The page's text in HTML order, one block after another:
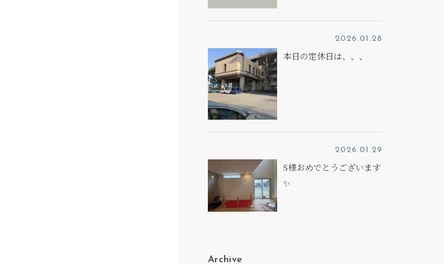
2026.01.28
本日の定休日は、、、
2026.01.29
S様おめでとうございます
✨
Archive